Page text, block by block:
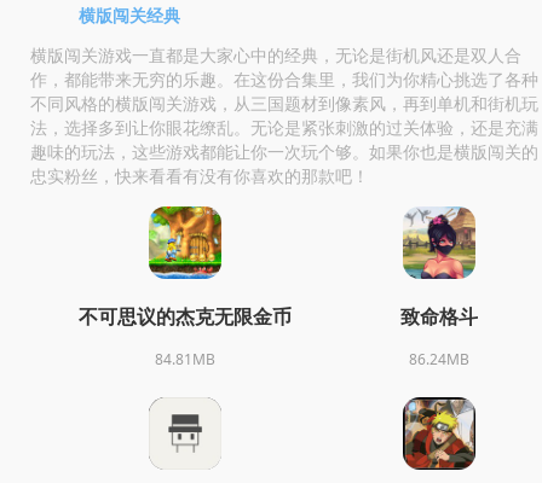
横版闯关经典
横版闯关游戏一直都是大家心中的经典，无论是街机风还是双人合
作，都能带来无穷的乐趣。在这份合集里，我们为你精心挑选了各种
不同风格的横版闯关游戏，从三国题材到像素风，再到单机和街机玩
法，选择多到让你眼花缭乱。无论是紧张刺激的过关体验，还是充满
趣味的玩法，这些游戏都能让你一次玩个够。如果你也是横版闯关的
忠实粉丝，快来看看有没有你喜欢的那款吧！
不可思议的杰克无限金币
84.81MB
致命格斗
86.24MB